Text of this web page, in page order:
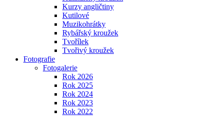
Kurzy angličtiny
Kutilové
Muzikohrátky
Rybářský kroužek
Tvořílek
Tvořivý kroužek
Fotografie
Fotogalerie
Rok 2026
Rok 2025
Rok 2024
Rok 2023
Rok 2022